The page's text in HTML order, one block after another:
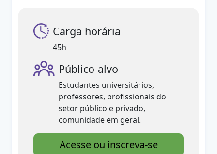
Carga horária
45h
Público-alvo
Estudantes universitários,
professores, profissionais do
setor público e privado,
comunidade em geral.
Acesse ou inscreva-se